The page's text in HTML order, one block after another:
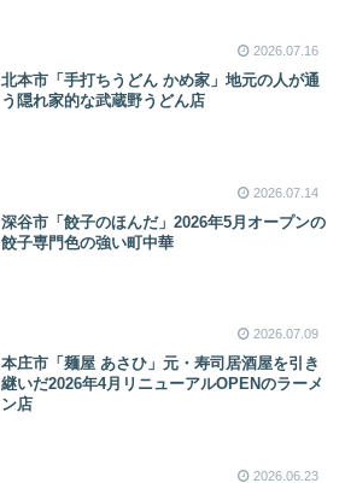
2026.07.16
北本市「手打ちうどん かめ家」地元の人が通
う隠れ家的な武蔵野うどん店
2026.07.14
深谷市「餃子のほんだ」2026年5月オープンの
餃子専門色の強い町中華
2026.07.09
本庄市「麺屋 あさひ」元・寿司居酒屋を引き
継いだ2026年4月リニューアルOPENのラーメ
ン店
2026.06.23